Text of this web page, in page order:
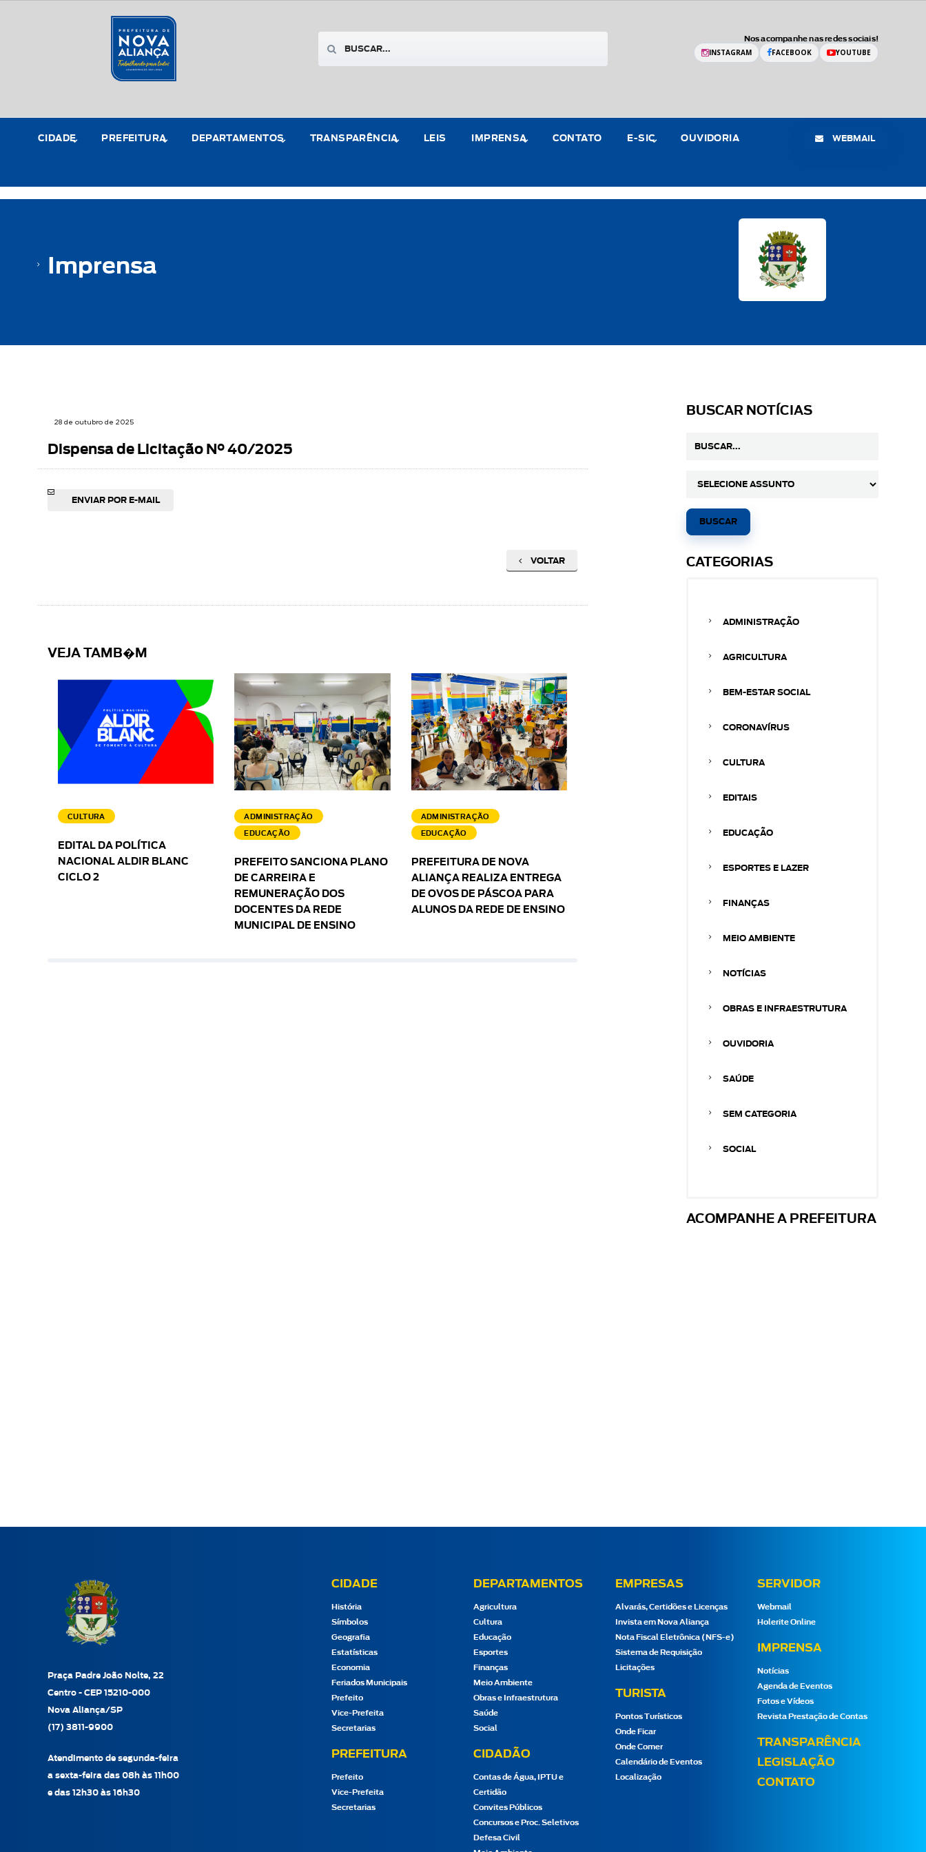
Nos acompanhe nas redes sociais!
INSTAGRAM FACEBOOK YOUTUBE
CIDADE PREFEITURA DEPARTAMENTOS TRANSPARÊNCIA LEIS IMPRENSA CONTATO E-SIC OUVIDORIA WEBMAIL
Imprensa
28 de outubro de 2025
Dispensa de Licitação N° 40/2025
ENVIAR POR E-MAIL
VOLTAR
VEJA TAMB�M
CULTURA
EDITAL DA POLÍTICA
NACIONAL ALDIR BLANC
CICLO 2
ADMINISTRAÇÃO
EDUCAÇÃO
PREFEITO SANCIONA PLANO
DE CARREIRA E
REMUNERAÇÃO DOS
DOCENTES DA REDE
MUNICIPAL DE ENSINO
ADMINISTRAÇÃO
EDUCAÇÃO
PREFEITURA DE NOVA
ALIANÇA REALIZA ENTREGA
DE OVOS DE PÁSCOA PARA
ALUNOS DA REDE DE ENSINO
BUSCAR NOTÍCIAS
CATEGORIAS
ADMINISTRAÇÃO
AGRICULTURA
BEM-ESTAR SOCIAL
CORONAVÍRUS
CULTURA
EDITAIS
EDUCAÇÃO
ESPORTES E LAZER
FINANÇAS
MEIO AMBIENTE
NOTÍCIAS
OBRAS E INFRAESTRUTURA
OUVIDORIA
SAÚDE
SEM CATEGORIA
SOCIAL
ACOMPANHE A PREFEITURA
Praça Padre João Nolte, 22
Centro - CEP 15210-000
Nova Aliança/SP
(17) 3811-9900
Atendimento de segunda-feira
a sexta-feira das 08h às 11h00
e das 12h30 às 16h30
CIDADE
História
Símbolos
Geografia
Estatísticas
Economia
Feriados Municipais
Prefeito
Vice-Prefeita
Secretarias
PREFEITURA
Prefeito
Vice-Prefeita
Secretarias
DEPARTAMENTOS
Agricultura
Cultura
Educação
Esportes
Finanças
Meio Ambiente
Obras e Infraestrutura
Saúde
Social
CIDADÃO
Contas de Água, IPTU e
Certidão
Convites Públicos
Concursos e Proc. Seletivos
Defesa Civil
EMPRESAS
Alvarás, Certidões e Licenças
Invista em Nova Aliança
Nota Fiscal Eletrônica (NFS-e)
Sistema de Requisição
Licitações
TURISTA
Pontos Turísticos
Onde Ficar
Onde Comer
Calendário de Eventos
Localização
SERVIDOR
Webmail
Holerite Online
IMPRENSA
Notícias
Agenda de Eventos
Fotos e Vídeos
Revista Prestação de Contas
TRANSPARÊNCIA
LEGISLAÇÃO
CONTATO